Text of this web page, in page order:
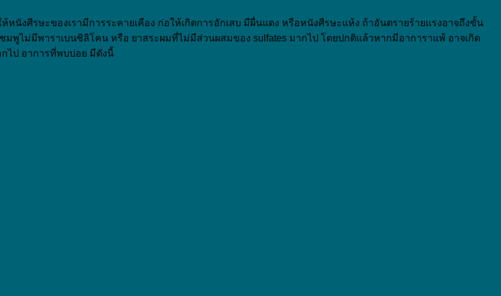
งศีรษะของเรามีการระคายเคือง ก่อให้เกิดการอักเสบ มีผื่นแดง หรือหนังศีรษะแห้ง ถ้าอันตรายร้ายแรงอาจถึงขั้น
มพูไม่มีพาราเบนซิลิโคน หรือ ยาสระผมที่ไม่มีส่วนผสมของ sulfates มากไป โดยปกติแล้วหากมีอาการาแพ้ อาจเกิด
ไป อาการที่พบบ่อย มีดังนี้